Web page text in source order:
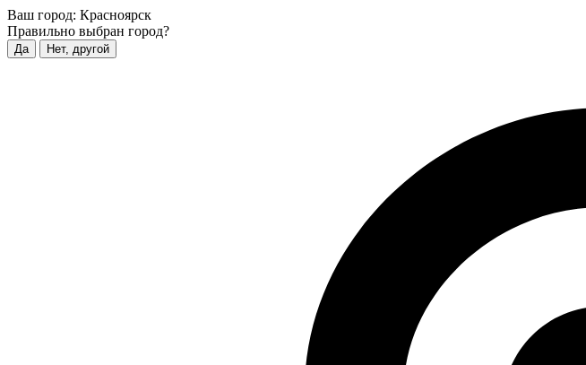
Ваш город: Красноярск
Правильно выбран город?
Да Нет, другой